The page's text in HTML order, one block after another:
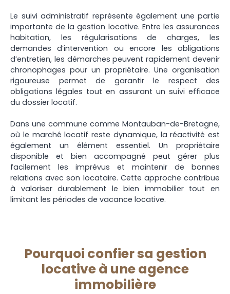
Le suivi administratif représente également une partie
importante de la gestion locative. Entre les assurances
habitation, les régularisations de charges, les
demandes d’intervention ou encore les obligations
d’entretien, les démarches peuvent rapidement devenir
chronophages pour un propriétaire. Une organisation
rigoureuse permet de garantir le respect des
obligations légales tout en assurant un suivi efficace
du dossier locatif.
Dans une commune comme Montauban-de-Bretagne,
où le marché locatif reste dynamique, la réactivité est
également un élément essentiel. Un propriétaire
disponible et bien accompagné peut gérer plus
facilement les imprévus et maintenir de bonnes
relations avec son locataire. Cette approche contribue
à valoriser durablement le bien immobilier tout en
limitant les périodes de vacance locative.
Pourquoi confier sa gestion
locative à une agence
immobilière